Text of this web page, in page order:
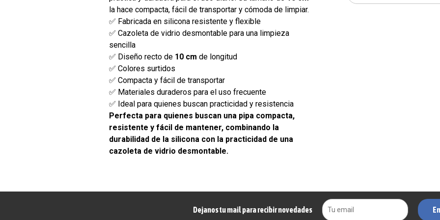
la hace compacta, fácil de transportar y cómoda de limpiar.
✅ Fabricada en silicona resistente y flexible
✅ Cazoleta de vidrio desmontable para una limpieza
sencilla
✅ Diseño recto de 10 cm de longitud
✅ Colores surtidos
✅ Compacta y fácil de transportar
✅ Materiales duraderos para el uso frecuente
✅ Ideal para quienes buscan practicidad y resistencia
Perfecta para quienes buscan una pipa compacta,
resistente y fácil de mantener, combinando la
durabilidad de la silicona con la practicidad de una
cazoleta de vidrio desmontable.
Dejanos tu mail para recibir novedades